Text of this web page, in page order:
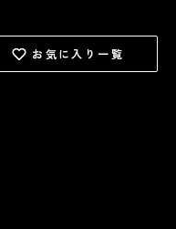
お気に入り一覧